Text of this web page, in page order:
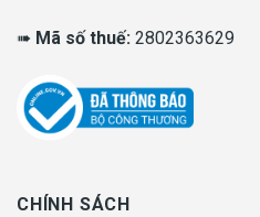
➠ Mã số thuế: 2802363629
CHÍNH SÁCH